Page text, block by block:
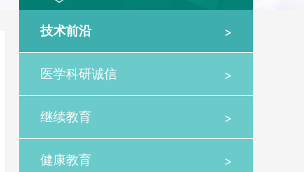
>
技术前沿
>
医学科研诚信
>
继续教育
>
健康教育